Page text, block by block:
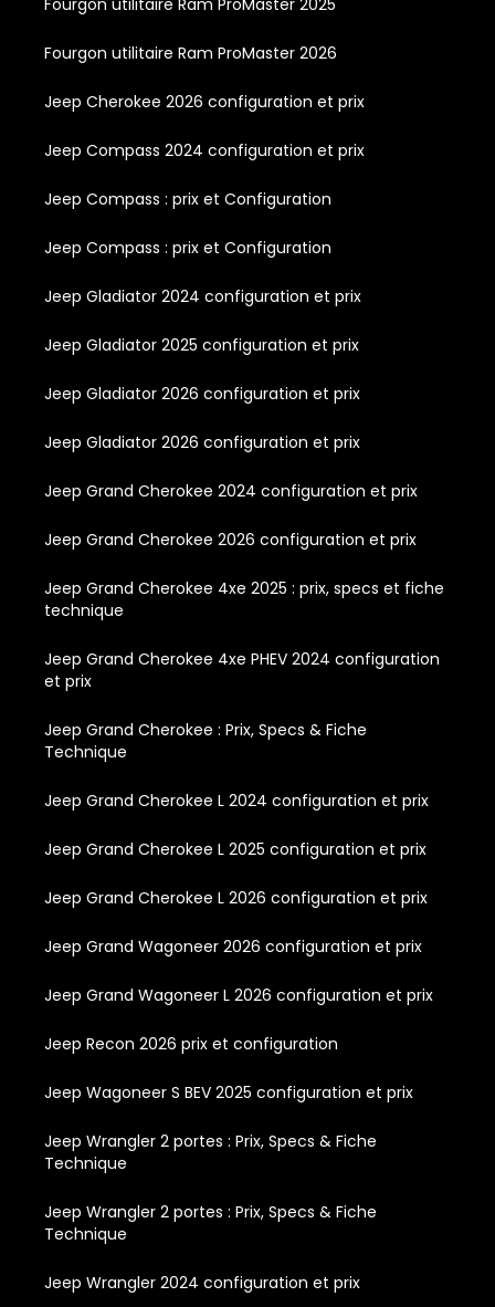
Fourgon utilitaire Ram ProMaster 2025
Fourgon utilitaire Ram ProMaster 2026
Jeep Cherokee 2026 configuration et prix
Jeep Compass 2024 configuration et prix
Jeep Compass : prix et Configuration
Jeep Compass : prix et Configuration
Jeep Gladiator 2024 configuration et prix
Jeep Gladiator 2025 configuration et prix
Jeep Gladiator 2026 configuration et prix
Jeep Gladiator 2026 configuration et prix
Jeep Grand Cherokee 2024 configuration et prix
Jeep Grand Cherokee 2026 configuration et prix
Jeep Grand Cherokee 4xe 2025 : prix, specs et fiche
technique
Jeep Grand Cherokee 4xe PHEV 2024 configuration
et prix
Jeep Grand Cherokee : Prix, Specs & Fiche
Technique
Jeep Grand Cherokee L 2024 configuration et prix
Jeep Grand Cherokee L 2025 configuration et prix
Jeep Grand Cherokee L 2026 configuration et prix
Jeep Grand Wagoneer 2026 configuration et prix
Jeep Grand Wagoneer L 2026 configuration et prix
Jeep Recon 2026 prix et configuration
Jeep Wagoneer S BEV 2025 configuration et prix
Jeep Wrangler 2 portes : Prix, Specs & Fiche
Technique
Jeep Wrangler 2 portes : Prix, Specs & Fiche
Technique
Jeep Wrangler 2024 configuration et prix